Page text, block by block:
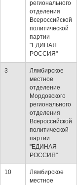
регионального
отделения
Всероссийской
политической
партии
"ЕДИНАЯ
РОССИЯ"
3
Лямбирское
местное
отделение
Мордовского
регионального
отделения
Всероссийской
политической
партии
"ЕДИНАЯ
РОССИЯ"
10
Лямбирское
местное